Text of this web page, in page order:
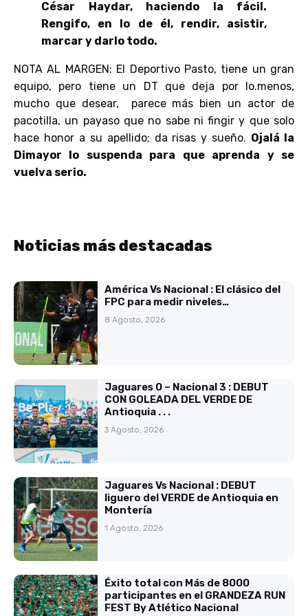
César Haydar, haciendo la fácil.
Rengifo, en lo de él, rendir, asistir,
marcar y darlo todo.
NOTA AL MARGEN: El Deportivo Pasto, tiene un gran
equipo, pero tiene un DT que deja por lo.menos,
mucho que desear, parece más bien un actor de
pacotilla, un payaso que no sabe ni fingir y que solo
hace honor a su apellido; da risas y sueño. Ojalá la
Dimayor lo suspenda para que aprenda y se
vuelva serio.
Noticias más destacadas
América Vs Nacional : El clásico del
FPC para medir niveles…
8 Agosto, 2026
Jaguares 0 – Nacional 3 : DEBUT
CON GOLEADA DEL VERDE DE
Antioquia . . .
3 Agosto, 2026
Jaguares Vs Nacional : DEBUT
liguero del VERDE de Antioquia en
Montería
1 Agosto, 2026
Éxito total con Más de 8000
participantes en el GRANDEZA RUN
FEST By Atlético Nacional